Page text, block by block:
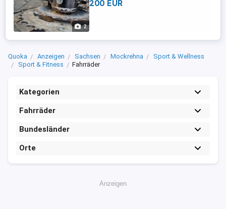
2
was da steht verkaufe dieses
200 EUR
Quoka Anzeigen Sachsen Mockrehna
Sport & Wellness
Sport & Fitness
Fahrräder
Kategorien
Fahrräder
Bundesländer
Orte
Anzeigen